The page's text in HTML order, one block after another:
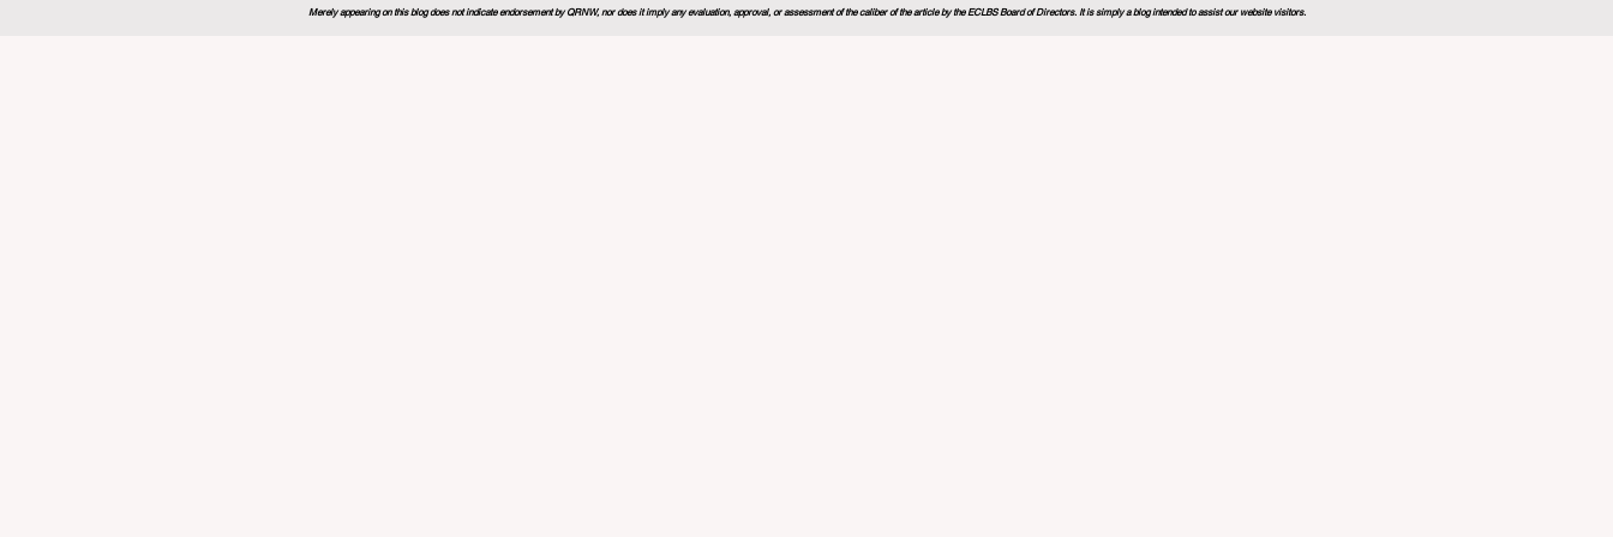
Merely appearing on this blog does not indicate endorsement by QRNW, nor does it imply any evaluation, approval, or assessment of the caliber of the article by the ECLBS Board of Directors. It is simply a blog intended to assist our website visitors.